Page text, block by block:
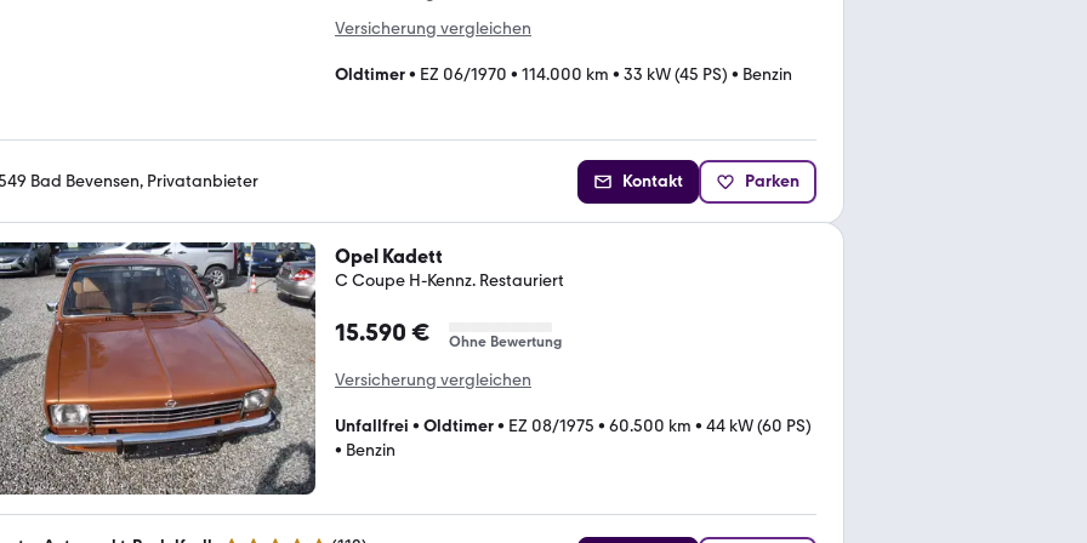
Versicherung vergleichen
Oldtimer• EZ 06/1970 • 114.000 km • 33 kW (45 PS) • Benzin
Bad Bevensen, Privatanbieter Kontakt Parken
Opel Kadett
C Coupe H-Kennz. Restauriert
15.590 € Ohne Bewertung
Versicherung vergleichen
Unfallfrei • Oldtimer• EZ 08/1975 • 60.500 km • 44 kW (60 PS)
• Benzin